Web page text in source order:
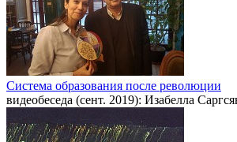
Система образования после революции
видеобеседа (сент. 2019): Изабелла